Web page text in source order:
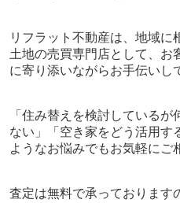
リフラット不動産は、地域に
土地の売買専門店として、お
に寄り添いながらお手伝いし
「住み替えを検討している
ない」「空き家をどう活用す
ようなお悩みでもお気軽にご
査定は無料で承っております